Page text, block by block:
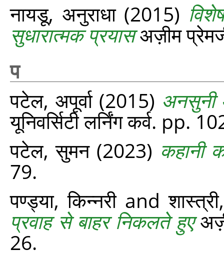
नायडू, अनुराधा(2015)
सुधारात्मक प्रयासअज़ीम
प
पटेल, अपूर्वा(2015) अनसुनी
यूनिवर्सिटी लर्निंग कर्व. pp.
पटेल, सुमन(2023) कहानी
79.
पण्ड्या, किन्नरीand
प्रवाह से बाहर निकलते हुए
26.